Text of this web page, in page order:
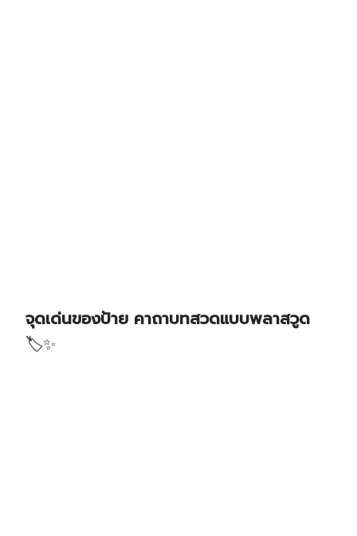
จุดเด่นของป้าย คาถาบทสวดแบบพลาสวูด
🏷️✨